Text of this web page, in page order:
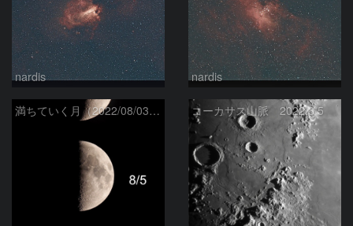
nardis nardis
満ちていく月（2022/08/03〜07） コーカサス山脈 2022.8.5